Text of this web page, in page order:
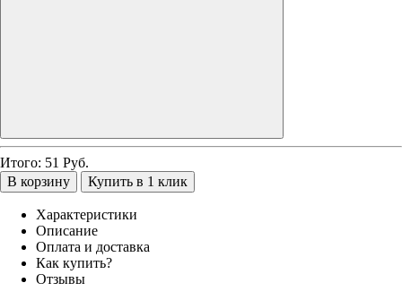
Итого: 51 Руб.
В корзину
Купить в 1 клик
Характеристики
Описание
Оплата и доставка
Как купить?
Отзывы